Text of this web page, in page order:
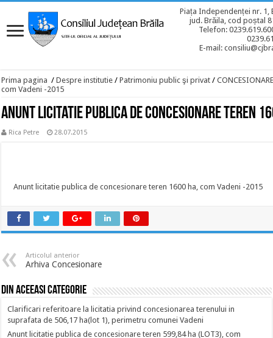
Piața Independenței nr. 1,
jud. Brăila, cod poștal
Telefon:
E-mail:
Prima pagina / Despre institutie / Patrimoniu public şi privat /
com Vadeni -2015
Anunt licitatie publica de concesionare teren
Rica Petre 28.07.2015
Anunt licitatie publica de concesionare teren 1600 ha, com Vadeni -2015
Articolul anterior
Arhiva Concesionare
Din aceeasi categorie
Clarificari referitoare la licitatia privind concesionarea terenului in
suprafata de 506,17 ha(lot 1), perimetru comunei Vadeni
Anunt licitatie publica de concesionare teren 599,84 ha (LOT3), com